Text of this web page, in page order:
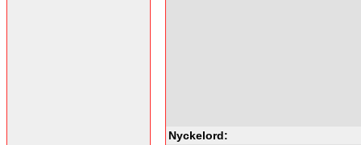
Nyckelord: